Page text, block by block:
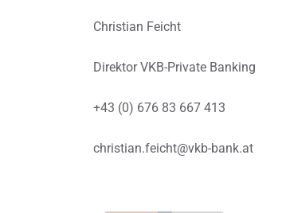
Christian Feicht
Direktor VKB-Private Banking
+43 (0) 676 83 667 413
christian.feicht@vkb-bank.at